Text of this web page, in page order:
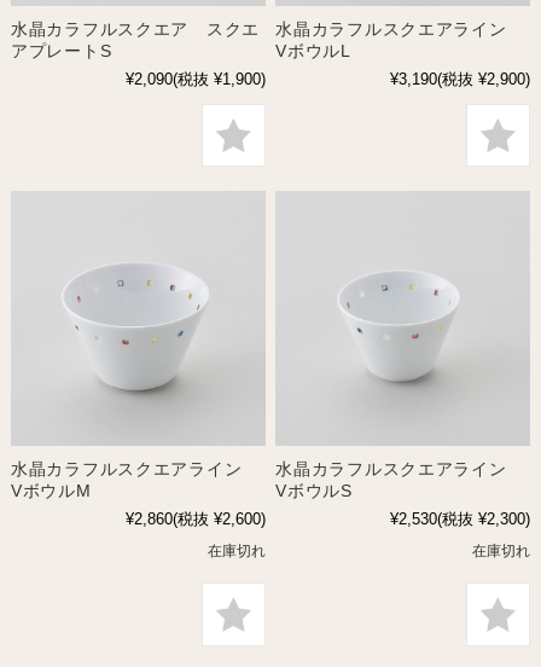
水晶カラフルスクエア スクエ
アプレートS
¥2,090(税抜 ¥1,900)
水晶カラフルスクエアライン
VボウルL
¥3,190(税抜 ¥2,900)
水晶カラフルスクエアライン
VボウルM
¥2,860(税抜 ¥2,600)
在庫切れ
水晶カラフルスクエアライン
VボウルS
¥2,530(税抜 ¥2,300)
在庫切れ